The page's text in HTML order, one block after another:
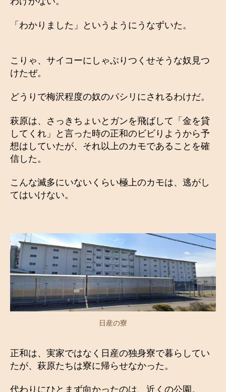
「わかりました」というようにうなずいた。
こりゃ、サイコーにしゃぶりつくせそうな奴見つ
けたぜ。
どうりで梅沢程度の奴のパシリにされるわけだ。
萩原は、さっきちょいとガンを飛ばして「金を貸
してくれ」と言った時の正和のビビりようから予
想はしていたが、それ以上のカモであることを確
信した。
こんな滅多にいないくらい極上のカモは、逃がし
てはいけない。
日産の寮
正和は、実家ではなく日産の独身寮で暮らしてい
たが、萩原たちは寮に帰らせなかった。
代わりにひとまず向かったのは、近くの公園。